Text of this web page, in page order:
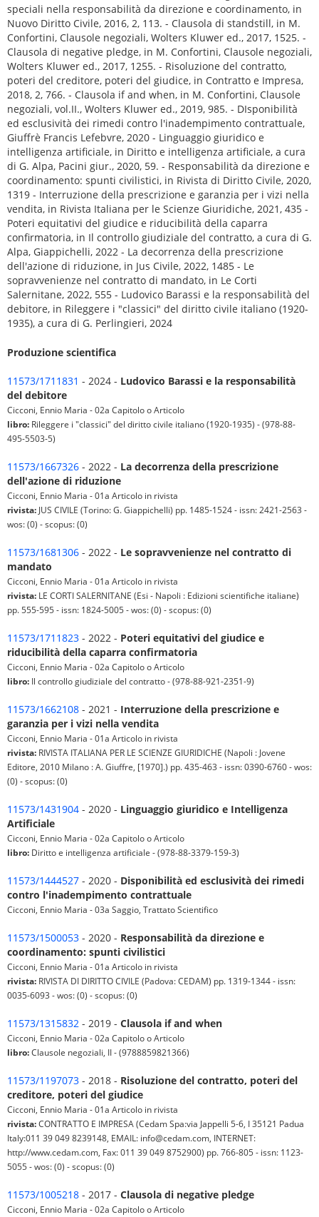
speciali nella responsabilità da direzione e coordinamento, in
Nuovo Diritto Civile, 2016, 2, 113. - Clausola di standstill, in M.
Confortini, Clausole negoziali, Wolters Kluwer ed., 2017, 1525. -
Clausola di negative pledge, in M. Confortini, Clausole negoziali,
Wolters Kluwer ed., 2017, 1255. - Risoluzione del contratto,
poteri del creditore, poteri del giudice, in Contratto e Impresa,
2018, 2, 766. - Clausola if and when, in M. Confortini, Clausole
negoziali, vol.II., Wolters Kluwer ed., 2019, 985. - DIsponibilità
ed esclusività dei rimedi contro l'inadempimento contrattuale,
Giuffrè Francis Lefebvre, 2020 - Linguaggio giuridico e
intelligenza artificiale, in Diritto e intelligenza artificiale, a cura
di G. Alpa, Pacini giur., 2020, 59. - Responsabilità da direzione e
coordinamento: spunti civilistici, in Rivista di Diritto Civile, 2020,
1319 - Interruzione della prescrizione e garanzia per i vizi nella
vendita, in Rivista Italiana per le Scienze Giuridiche, 2021, 435 -
Poteri equitativi del giudice e riducibilità della caparra
confirmatoria, in Il controllo giudiziale del contratto, a cura di G.
Alpa, Giappichelli, 2022 - La decorrenza della prescrizione
dell'azione di riduzione, in Jus Civile, 2022, 1485 - Le
sopravvenienze nel contratto di mandato, in Le Corti
Salernitane, 2022, 555 - Ludovico Barassi e la responsabilità del
debitore, in Rileggere i "classici" del diritto civile italiano (1920-
1935), a cura di G. Perlingieri, 2024
Produzione scientifica
11573/1711831 - 2024 - Ludovico Barassi e la responsabilità
del debitore
Cicconi, Ennio Maria - 02a Capitolo o Articolo
libro: Rileggere i "classici" del diritto civile italiano (1920-1935) - (978-88-
495-5503-5)
11573/1667326 - 2022 - La decorrenza della prescrizione
dell'azione di riduzione
Cicconi, Ennio Maria - 01a Articolo in rivista
rivista: JUS CIVILE (Torino: G. Giappichelli) pp. 1485-1524 - issn: 2421-2563 -
wos: (0) - scopus: (0)
11573/1681306 - 2022 - Le sopravvenienze nel contratto di
mandato
Cicconi, Ennio Maria - 01a Articolo in rivista
rivista: LE CORTI SALERNITANE (Esi - Napoli : Edizioni scientifiche italiane)
pp. 555-595 - issn: 1824-5005 - wos: (0) - scopus: (0)
11573/1711823 - 2022 - Poteri equitativi del giudice e
riducibilità della caparra confirmatoria
Cicconi, Ennio Maria - 02a Capitolo o Articolo
libro: Il controllo giudiziale del contratto - (978-88-921-2351-9)
11573/1662108 - 2021 - Interruzione della prescrizione e
garanzia per i vizi nella vendita
Cicconi, Ennio Maria - 01a Articolo in rivista
rivista: RIVISTA ITALIANA PER LE SCIENZE GIURIDICHE (Napoli : Jovene
Editore, 2010 Milano : A. Giuffre, [1970].) pp. 435-463 - issn: 0390-6760 - wos:
(0) - scopus: (0)
11573/1431904 - 2020 - Linguaggio giuridico e Intelligenza
Artificiale
Cicconi, Ennio Maria - 02a Capitolo o Articolo
libro: Diritto e intelligenza artificiale - (978-88-3379-159-3)
11573/1444527 - 2020 - Disponibilità ed esclusività dei rimedi
contro l'inadempimento contrattuale
Cicconi, Ennio Maria - 03a Saggio, Trattato Scientifico
11573/1500053 - 2020 - Responsabilità da direzione e
coordinamento: spunti civilistici
Cicconi, Ennio Maria - 01a Articolo in rivista
rivista: RIVISTA DI DIRITTO CIVILE (Padova: CEDAM) pp. 1319-1344 - issn:
0035-6093 - wos: (0) - scopus: (0)
11573/1315832 - 2019 - Clausola if and when
Cicconi, Ennio Maria - 02a Capitolo o Articolo
libro:Clausole negoziali, II - (9788859821366)
11573/1197073 - 2018 - Risoluzione del contratto, poteri del
creditore, poteri del giudice
Cicconi, Ennio Maria - 01a Articolo in rivista
rivista:CONTRATTO E IMPRESA (Cedam Spa:via Jappelli 5-6, I 35121 Padua
Italy:011 39 049 8239148, EMAIL: info@cedam.com, INTERNET:
http://www.cedam.com, Fax: 011 39 049 8752900) pp. 766-805 - issn: 1123-
5055 - wos: (0) - scopus: (0)
11573/1005218 - 2017 - Clausola di negative pledge
Cicconi, Ennio Maria - 02a Capitolo o Articolo